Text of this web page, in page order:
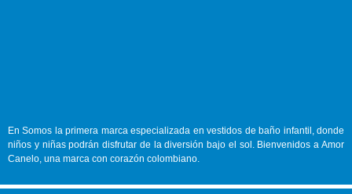
EnSomos la primera marca especializada en vestidos de baño infantil, donde
niños y niñas podrán disfrutar de la diversión bajo el sol. Bienvenidos a Amor
Canelo, una marca con corazón colombiano.